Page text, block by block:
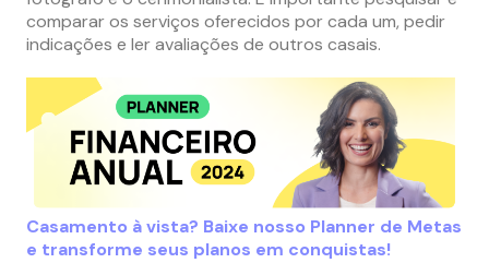
comparar os serviços oferecidos por cada um, pedir
indicações e ler avaliações de outros casais.
Casamento à vista? Baixe nosso Planner de Metas
e transforme seus planos em conquistas!